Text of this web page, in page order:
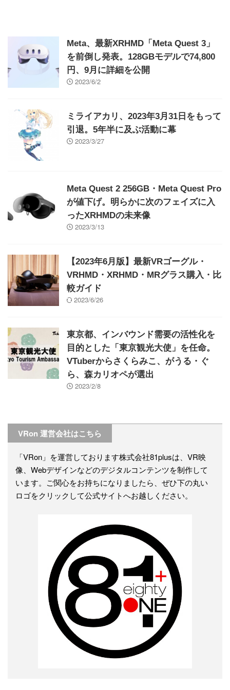
Meta、最新XRHMD「Meta Quest 3」
を前倒し発表。128GBモデルで74,800
円、9月に詳細を公開
2023/6/2
ミライアカリ、2023年3月31日をもって
引退。5年半に及ぶ活動に幕
2023/3/27
Meta Quest 2 256GB・Meta Quest Pro
が値下げ。明らかに次のフェイズに入
ったXRHMDの未来像
2023/3/13
【2023年6月版】最新VRゴーグル・
VRHMD・XRHMD・MRグラス購入・比
較ガイド
2023/6/26
東京都、インバウンド需要の活性化を
目的とした「東京観光大使」を任命。
VTuberからさくらみこ、がうる・ぐ
ら、森カリオペが選出
2023/2/8
VRon 運営会社はこちら
「VRon」を運営しております株式会社81plusは、VR映
像、Webデザインなどのデジタルコンテンツを制作して
います。ご関心をお持ちになりましたら、ぜひ下の丸い
ロゴをクリックして公式サイトへお越しください。